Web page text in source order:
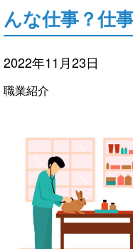
んな仕事？仕
2022年11月23日
職業紹介